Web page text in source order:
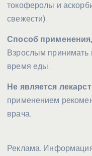
токоферолы и
свежести).
Способ
Взрослым принимать
время еды.
Не является
применением
врача.
Реклама.